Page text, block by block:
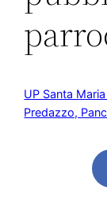
UP Santa
Predazzo,